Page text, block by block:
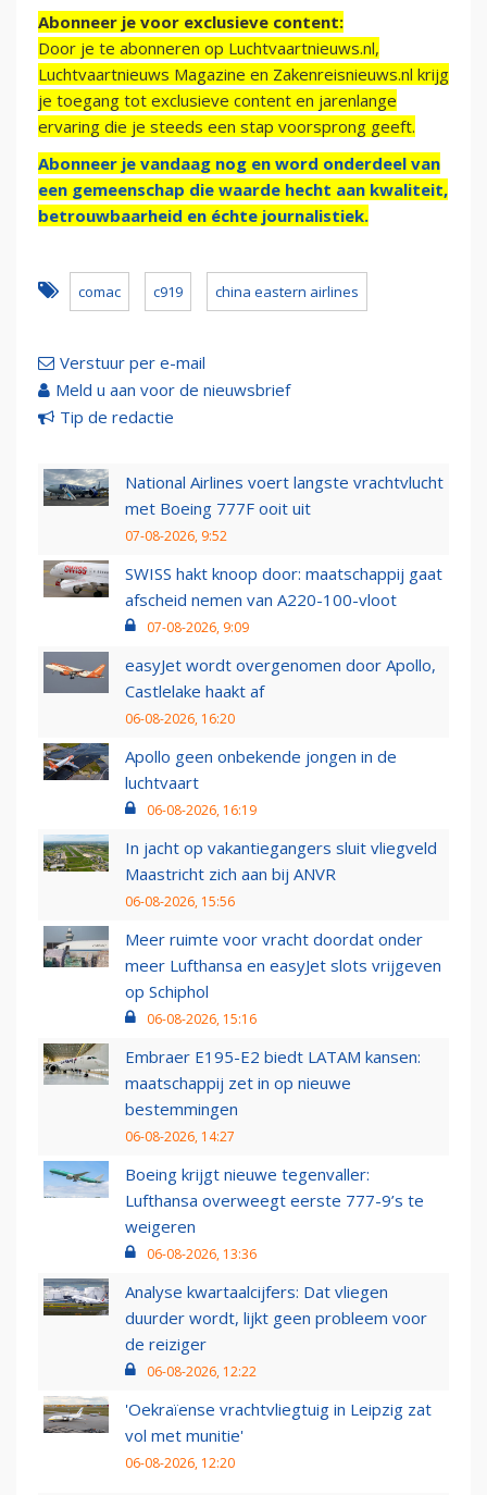
Abonneer je voor exclusieve content:
Door je te abonneren op Luchtvaartnieuws.nl,
Luchtvaartnieuws Magazine en Zakenreisnieuws.nl krijg
je toegang tot exclusieve content en jarenlange
ervaring die je steeds een stap voorsprong geeft.
Abonneer je vandaag nog en word onderdeel van
een gemeenschap die waarde hecht aan kwaliteit,
betrouwbaarheid en échte journalistiek.
comac c919 china eastern airlines
Verstuur per e-mail
Meld u aan voor de nieuwsbrief
Tip de redactie
National Airlines voert langste vrachtvlucht
met Boeing 777F ooit uit
07-08-2026, 9:52
SWISS hakt knoop door: maatschappij gaat
afscheid nemen van A220-100-vloot
07-08-2026, 9:09
easyJet wordt overgenomen door Apollo,
Castlelake haakt af
06-08-2026, 16:20
Apollo geen onbekende jongen in de
luchtvaart
06-08-2026, 16:19
In jacht op vakantiegangers sluit vliegveld
Maastricht zich aan bij ANVR
06-08-2026, 15:56
Meer ruimte voor vracht doordat onder
meer Lufthansa en easyJet slots vrijgeven
op Schiphol
06-08-2026, 15:16
Embraer E195-E2 biedt LATAM kansen:
maatschappij zet in op nieuwe
bestemmingen
06-08-2026, 14:27
Boeing krijgt nieuwe tegenvaller:
Lufthansa overweegt eerste 777-9’s te
weigeren
06-08-2026, 13:36
Analyse kwartaalcijfers: Dat vliegen
duurder wordt, lijkt geen probleem voor
de reiziger
06-08-2026, 12:22
'Oekraïense vrachtvliegtuig in Leipzig zat
vol met munitie'
06-08-2026, 12:20